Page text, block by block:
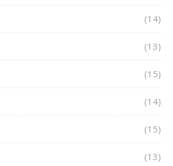
(14)
(13)
(15)
(14)
(15)
(13)